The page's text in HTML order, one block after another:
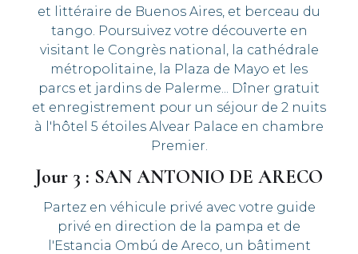
et littéraire de Buenos Aires, et berceau du
tango. Poursuivez votre découverte en
visitant le Congrès national, la cathédrale
métropolitaine, la Plaza de Mayo et les
parcs et jardins de Palerme... Dîner gratuit
et enregistrement pour un séjour de 2 nuits
à l'hôtel 5 étoiles Alvear Palace en chambre
Premier.
Jour 3 : SAN ANTONIO DE ARECO
Partez en véhicule privé avec votre guide
privé en direction de la pampa et de
l'Estancia Ombú de Areco, un bâtiment